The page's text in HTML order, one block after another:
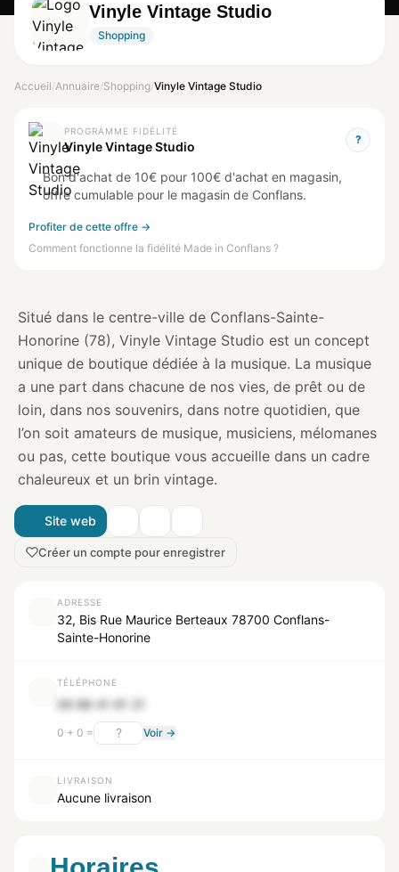
Vinyle Vintage Studio
Shopping
Accueil/Annuaire/Shopping/Vinyle Vintage Studio
Situé dans le centre-ville de Conflans-Sainte-
Honorine (78), Vinyle Vintage Studio est un concept
unique de boutique dédiée à la musique. La musique
a une part dans chacune de nos vies, de prêt ou de
loin, dans nos souvenirs, dans notre quotidien, que
l’on soit amateurs de musique, musiciens, mélomanes
ou pas, cette boutique vous accueille dans un cadre
chaleureux et un brin vintage.
Site web
Créer un compte pour enregistrer
ADRESSE
32, Bis Rue Maurice Berteaux 78700 Conflans-
Sainte-Honorine
TÉLÉPHONE
09 88 41 61 21
0 + 0 = Voir →
LIVRAISON
Aucune livraison
PROGRAMME FIDÉLITÉ
Vinyle Vintage Studio ?
Bon d'achat de 10€ pour 100€ d'achat en magasin,
offre cumulable pour le magasin de Conflans.
Profiter de cette offre →
Comment fonctionne la fidélité Made in Conflans ?